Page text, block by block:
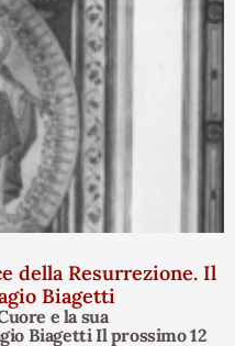
della Resurrezione. Il
Biagetti
e la sua
Biagetti Il prossimo 12